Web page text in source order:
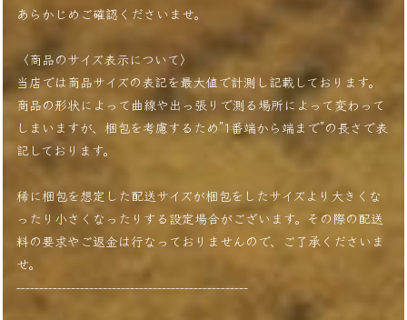
あらかじめご確認くださいませ。
〈商品のサイズ表示について〉
当店では商品サイズの表記を最大値で計測し記載しております。
商品の形状によって曲線や出っ張りで測る場所によって変わって
しまいますが、梱包を考慮するため”1番端から端まで”の長さで表
記しております。
稀に梱包を想定した配送サイズが梱包をしたサイズより大きくな
ったり小さくなったりする設定場合がございます。その際の配送
料の要求やご返金は行なっておりませんので、ご了承くださいま
せ。
---------------------------------------------------